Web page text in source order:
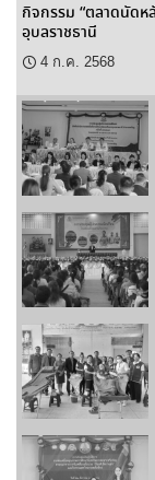
กิจกรรม “ตลาดนัด
อุบลราชธานี
4 ก.ค. 2568